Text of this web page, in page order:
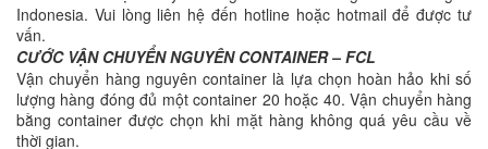
Indonesia. Vui lòng liên hệ đến hotline hoặc hotmail để được tư
vấn.
CƯỚC VẬN CHUYỂN NGUYÊN CONTAINER – FCL
Vận chuyển hàng nguyên container là lựa chọn hoàn hảo khi số
lượng hàng đóng đủ một container 20 hoặc 40. Vận chuyển hàng
bằng container được chọn khi mặt hàng không quá yêu cầu về
thời gian.